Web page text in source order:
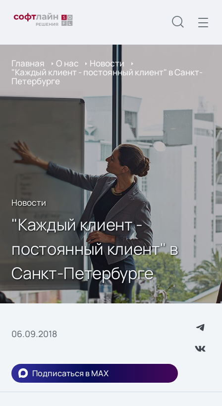
Главная О нас Новости
"Каждый клиент - постоянный клиент" в Санкт-
Петербурге
Новости
"Каждый клиент -
постоянный клиент" в
Санкт-Петербурге
06.09.2018
Подписаться в MAX